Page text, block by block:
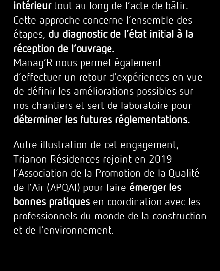
intérieurtout au long de l’acte de bâtir.
Cette approche concerne l’ensemble des
étapes, du diagnostic de l’état initial à la
réception de l’ouvrage.
Manag’R nous permet également
d’effectuer un retour d’expériences en vue
de définir les améliorations possibles sur
nos chantiers et sert de laboratoire pour
déterminer les futures réglementations.
Autre illustration de cet engagement,
Trianon Résidences rejoint en 2019
l’Association de la Promotion de la Qualité
de l’Air (APQAI) pour faire émerger les
bonnes pratiquesen coordination avec les
professionnels du monde de la construction
et de l’environnement.